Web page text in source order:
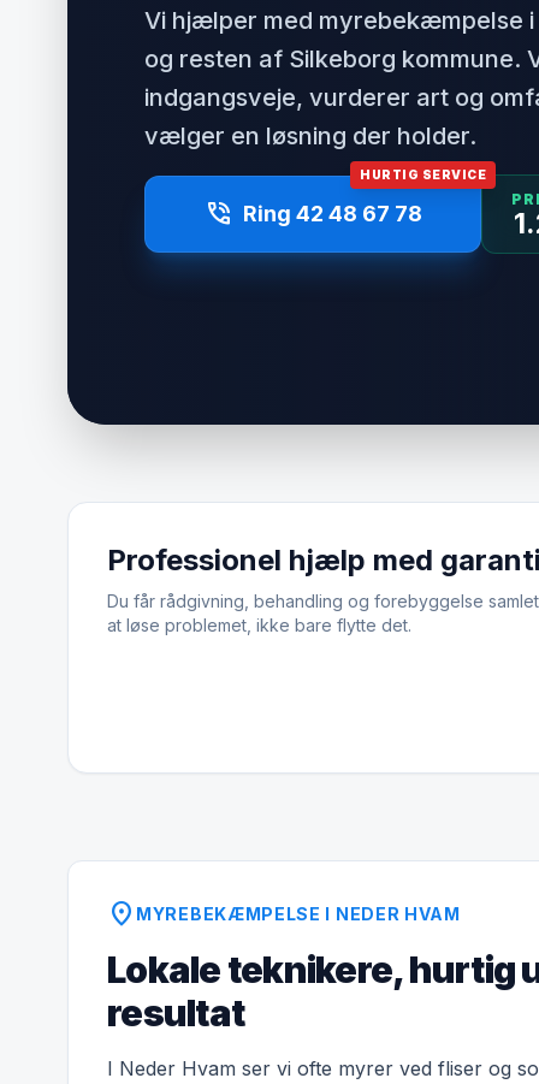
Vi hjælper med myrebekæmpelse
og resten af Silkeborg kommune.
indgangsveje, vurderer art og
vælger en løsning der holder.
HURTIG SERVICE
phone_in_talk Ring 42 48 67 78
Professionel hjælp med garanti
Du får rådgivning, behandling og forebyggelse
at løse problemet, ikke bare flytte det.
location_on MYREBEKÆMPELSE I NEDER HVAM
Lokale teknikere, hurtig
resultat
I Neder Hvam ser vi ofte myrer ved fliser og